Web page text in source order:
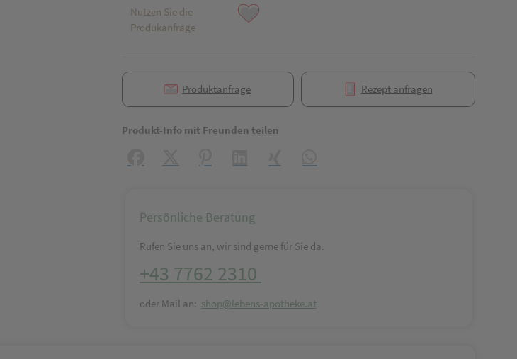
Nutzen Sie die
Produkanfrage
Produktanfrage Rezept anfragen
Produkt-Info mit Freunden teilen
Persönliche Beratung
Rufen Sie uns an, wir sind gerne für Sie da.
+43 7762 2310
oder Mail an: shop@lebens-apotheke.at